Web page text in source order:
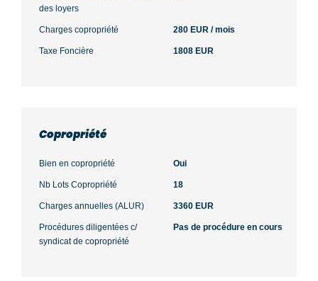
des loyers
Charges copropriété 280 EUR / mois
Taxe Foncière 1808 EUR
Copropriété
Bien en copropriété Oui
Nb Lots Copropriété 18
Charges annuelles (ALUR) 3360 EUR
Procédures diligentées c/
syndicat de copropriété
Pas de procédure en cours